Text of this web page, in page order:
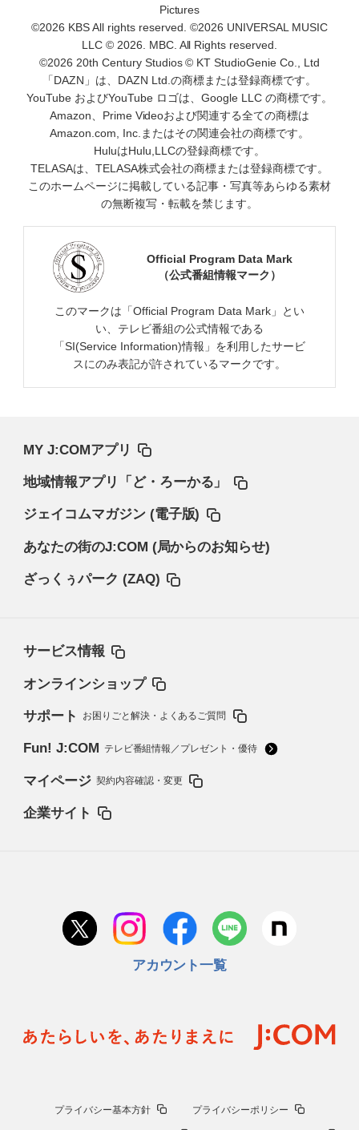
Pictures
©2026 KBS All rights reserved. ©2026 UNIVERSAL MUSIC
LLC © 2026. MBC. All Rights reserved.
©2026 20th Century Studios © KT StudioGenie Co., Ltd
「DAZN」は、DAZN Ltd.の商標または登録商標です。
YouTube およびYouTube ロゴは、Google LLC の商標です。
Amazon、Prime Videoおよび関連する全ての商標は
Amazon.com, Inc.またはその関連会社の商標です。
HuluはHulu,LLCの登録商標です。
TELASAは、TELASA株式会社の商標または登録商標です。
このホームページに掲載している記事・写真等あらゆる素材
の無断複写・転載を禁じます。
Official Program Data Mark
（公式番組情報マーク）
このマークは「Official Program Data Mark」とい
い、テレビ番組の公式情報である
「SI(Service Information)情報」を利用したサービ
スにのみ表記が許されているマークです。
MY J:COMアプリ
地域情報アプリ「ど・ろーかる」
ジェイコムマガジン (電子版)
あなたの街のJ:COM (局からのお知らせ)
ざっくぅパーク (ZAQ)
サービス情報
オンラインショップ
サポート お困りごと解決・よくあるご質問
Fun! J:COM テレビ番組情報／プレゼント・優待
マイページ 契約内容確認・変更
企業サイト
アカウント一覧
プライバシー基本方針 プライバシーポリシー